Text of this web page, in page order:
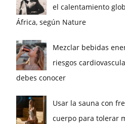
el calentamiento
África, según Nature
Mezclar bebidas
riesgos
debes conocer
Usar la sauna con
cuerpo para tolerar